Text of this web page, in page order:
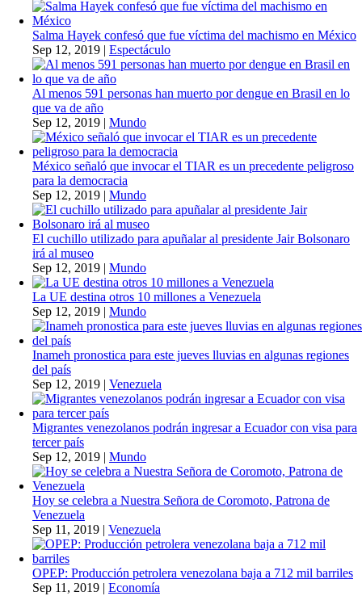
Salma Hayek confesó que fue víctima del machismo en México
Sep 12, 2019 | Espectáculo
Al menos 591 personas han muerto por dengue en Brasil en lo
que va de año
Sep 12, 2019 | Mundo
México señaló que invocar el TIAR es un precedente peligroso
para la democracia
Sep 12, 2019 | Mundo
El cuchillo utilizado para apuñalar al presidente Jair Bolsonaro
irá al museo
Sep 12, 2019 | Mundo
La UE destina otros 10 millones a Venezuela
Sep 12, 2019 | Mundo
Inameh pronostica para este jueves lluvias en algunas regiones
del país
Sep 12, 2019 | Venezuela
Migrantes venezolanos podrán ingresar a Ecuador con visa para
tercer país
Sep 12, 2019 | Mundo
Hoy se celebra a Nuestra Señora de Coromoto, Patrona de
Venezuela
Sep 11, 2019 | Venezuela
OPEP: Producción petrolera venezolana baja a 712 mil barriles
Sep 11, 2019 | Economía